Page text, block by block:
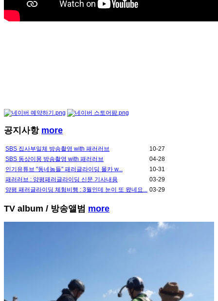
공지사항 more
SBS 집사부일체 방송촬영 with 패러러브
10-27
SBS 동상이몽 방송촬영 with 패러러브
04-28
인기유튜브 "동네놈들" 패러글라이딩 몰카 w...
10-31
패러러브 : 양평패러글라이딩 신문 기사내용
03-29
양평 패러글라이딩 체험비행 : 3월인데 눈이 또 왔네요... 03-29
TV album / 방송앨범 more